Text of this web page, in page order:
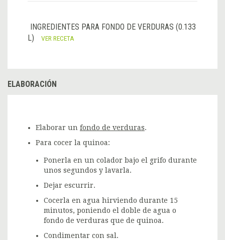
INGREDIENTES PARA FONDO DE VERDURAS (0.133
L)
VER RECETA
ELABORACIÓN
Elaborar un fondo de verduras.
Para cocer la quinoa:
Ponerla en un colador bajo el grifo durante
unos segundos y lavarla.
Dejar escurrir.
Cocerla en agua hirviendo durante 15
minutos, poniendo el doble de agua o
fondo de verduras que de quinoa.
Condimentar con sal.